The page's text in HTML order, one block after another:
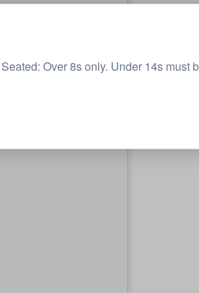
Over 8s only. Under 14s must